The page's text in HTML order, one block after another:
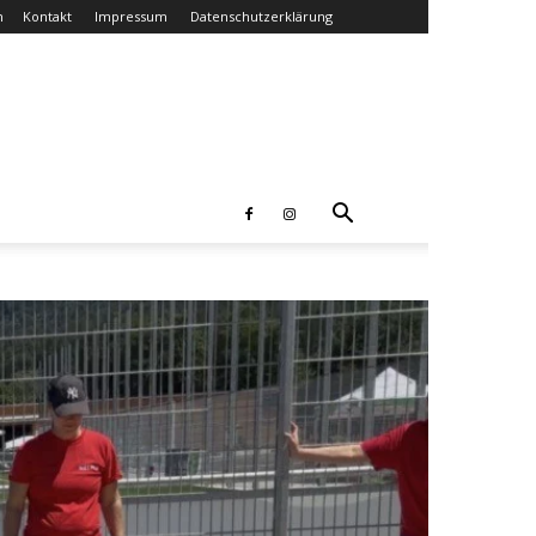
Kontakt Impressum Datenschutzerklärung